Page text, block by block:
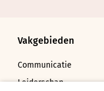
Vakgebieden
Communicatie
Leiderschap